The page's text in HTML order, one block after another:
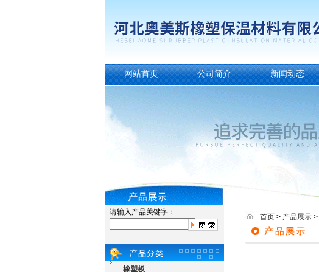
网站首页 公司简介 新闻动态
请输入产品关键字：
橡塑板
首页 > 产品展示 >